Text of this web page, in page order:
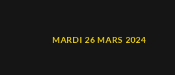
MARDI 26 MARS 2024